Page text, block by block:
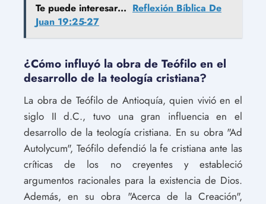
Te puede interesar... Reflexión Bíblica De
Juan 19:25-27
¿Cómo influyó la obra de Teófilo en el
desarrollo de la teología cristiana?
La obra de Teófilo de Antioquía, quien vivió en el
siglo II d.C., tuvo una gran influencia en el
desarrollo de la teología cristiana. En su obra "Ad
Autolycum", Teófilo defendió la fe cristiana ante las
críticas de los no creyentes y estableció
argumentos racionales para la existencia de Dios.
Además, en su obra "Acerca de la Creación",